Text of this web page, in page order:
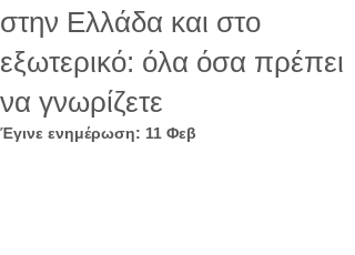
στην Ελλάδα και στο
εξωτερικό: όλα όσα πρέπει
να γνωρίζετε
Έγινε ενημέρωση: 11 Φεβ